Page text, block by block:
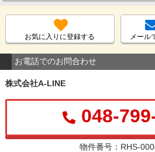
お気に入りに登録する メール
お電話でのお問合わせ
株式会社A-LINE
048-
物件番号：RHS-